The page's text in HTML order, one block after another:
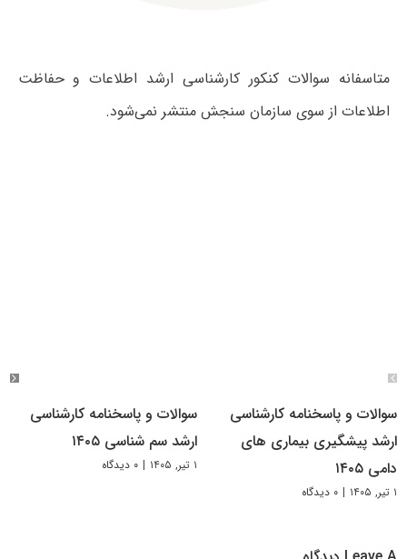
متاسفانه سوالات کنکور کارشناسی ارشد اطلاعات و حفاظت
اطلاعات از سوی سازمان سنجش منتشر نمی‌شود.
سوالات و پاسخنامه کارشناسی
ارشد پیشگیری بیماری های
دامی ۱۴۰۵
۱ تیر, ۱۴۰۵ | ۰ دیدگاه
سوالات و پاسخنامه کارشناسی
ارشد سم شناسی ۱۴۰۵
۱ تیر, ۱۴۰۵ | ۰ دیدگاه